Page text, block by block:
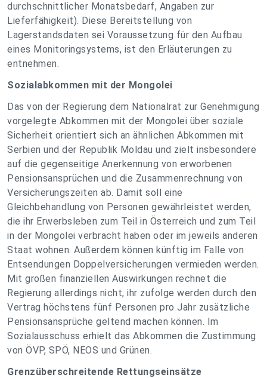
durchschnittlicher Monatsbedarf, Angaben zur
Lieferfähigkeit). Diese Bereitstellung von
Lagerstandsdaten sei Voraussetzung für den Aufbau
eines Monitoringsystems, ist den Erläuterungen zu
entnehmen.
Sozialabkommen mit der Mongolei
Das von der Regierung dem Nationalrat zur Genehmigung
vorgelegte Abkommen mit der Mongolei über soziale
Sicherheit orientiert sich an ähnlichen Abkommen mit
Serbien und der Republik Moldau und zielt insbesondere
auf die gegenseitige Anerkennung von erworbenen
Pensionsansprüchen und die Zusammenrechnung von
Versicherungszeiten ab. Damit soll eine
Gleichbehandlung von Personen gewährleistet werden,
die ihr Erwerbsleben zum Teil in Österreich und zum Teil
in der Mongolei verbracht haben oder im jeweils anderen
Staat wohnen. Außerdem können künftig im Falle von
Entsendungen Doppelversicherungen vermieden werden.
Mit großen finanziellen Auswirkungen rechnet die
Regierung allerdings nicht, ihr zufolge werden durch den
Vertrag höchstens fünf Personen pro Jahr zusätzliche
Pensionsansprüche geltend machen können. Im
Sozialausschuss erhielt das Abkommen die Zustimmung
von ÖVP, SPÖ, NEOS und Grünen.
Grenzüberschreitende Rettungseinsätze